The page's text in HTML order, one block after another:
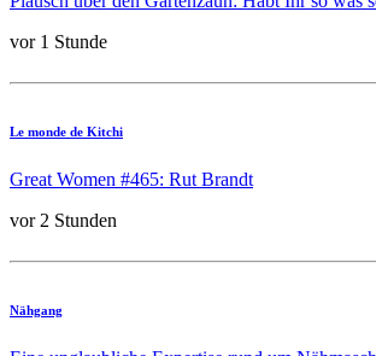
vor 1 Stunde
Le monde de Kitchi
Great Women #465: Rut Brandt
vor 2 Stunden
Nähgang